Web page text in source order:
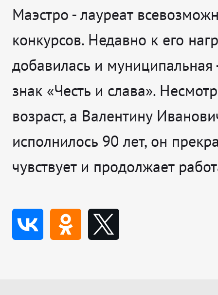
Маэстро - лауреат
конкурсов. Недавно к его
добавилась и
знак «Честь и слава».
возраст, а Валентину
исполнилось 90 лет, он
чувствует и продолжает